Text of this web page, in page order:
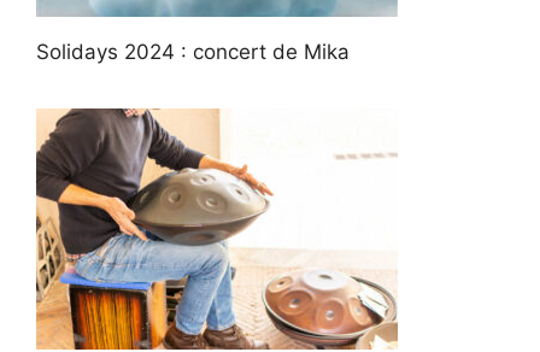
Solidays 2024 : concert de Mika